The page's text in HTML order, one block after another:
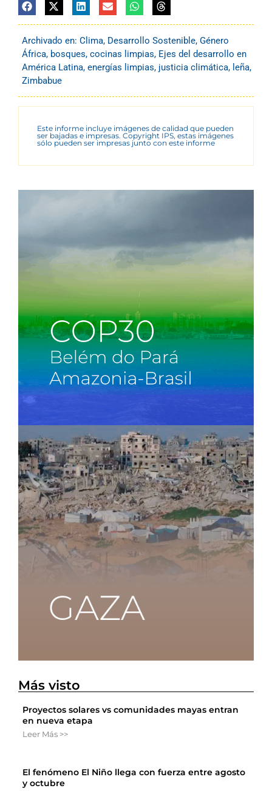
Archivado en: Clima, Desarrollo Sostenible, Género
África, bosques, cocinas limpias, Ejes del desarrollo en
América Latina, energías limpias, justicia climática, leña,
Zimbabue
Este informe incluye imágenes de calidad que pueden
ser bajadas e impresas. Copyright IPS, estas imágenes
sólo pueden ser impresas junto con este informe
Más visto
Proyectos solares vs comunidades mayas entran
en nueva etapa
Leer Más >>
El fenómeno El Niño llega con fuerza entre agosto
y octubre